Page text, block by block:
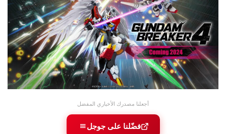
أجعلنا مصدرك الأخباري المفضل
فضّلنا على جوجل